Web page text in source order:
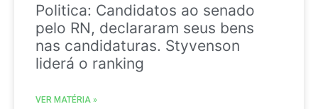
Politica: Candidatos ao senado
pelo RN, declararam seus bens
nas candidaturas. Styvenson
liderá o ranking
VER MATÉRIA »